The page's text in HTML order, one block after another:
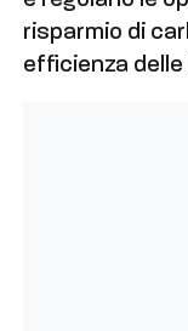
risparmio di
efficienza delle